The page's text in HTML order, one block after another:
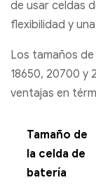
de usar celdas
flexibilidad y
Los tamaños
18650, 20700 y
ventajas en
Tamaño de
la celda de
batería